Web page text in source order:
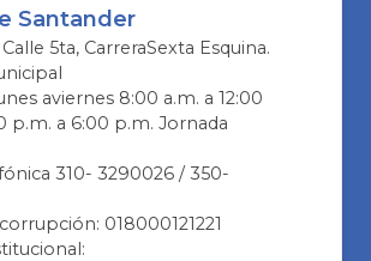
Santander
5ta, CarreraSexta Esquina.
aviernes 8:00 a.m. a 12:00
p.m. a 6:00 p.m. Jornada
310- 3290026 / 350-
018000121221